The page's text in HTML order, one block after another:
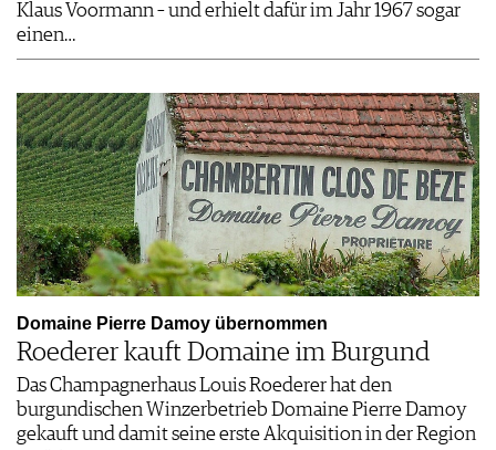
Klaus Voormann – und erhielt dafür im Jahr 1967 sogar
einen…
Domaine Pierre Damoy übernommen
Roederer kauft Domaine im Burgund
Das Champagnerhaus Louis Roederer hat den
burgundischen Winzerbetrieb Domaine Pierre Damoy
gekauft und damit seine erste Akquisition in der Region